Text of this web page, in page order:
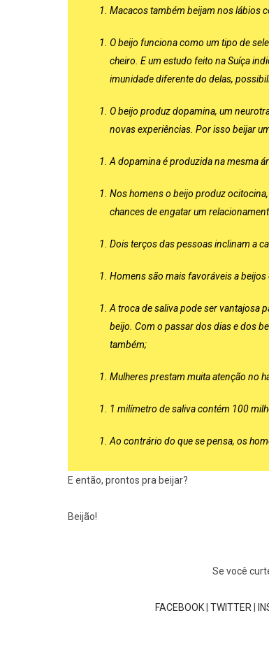
Macacos também beijam nos lábios
O beijo funciona como um tipo de
cheiro. E um estudo feito na Suíça
imunidade diferente do delas,
O beijo produz dopamina, um
novas experiências. Por isso beijar
A dopamina é produzida na mesma
Nos homens o beijo produz
chances de engatar um
Dois terços das pessoas inclinam a
Homens são mais favoráveis a beijos
A troca de saliva pode ser vantajosa
beijo. Com o passar dos dias e dos
também;
Mulheres prestam muita atenção no
1 milímetro de saliva contém 100
Ao contrário do que se pensa, os
E então, prontos pra beijar?
Beijão!
Se você
FACEBOOK TWITTER